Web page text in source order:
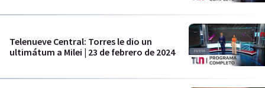
Telenueve Central: Torres le dio un
ultimátum a Milei | 23 de febrero de 2024